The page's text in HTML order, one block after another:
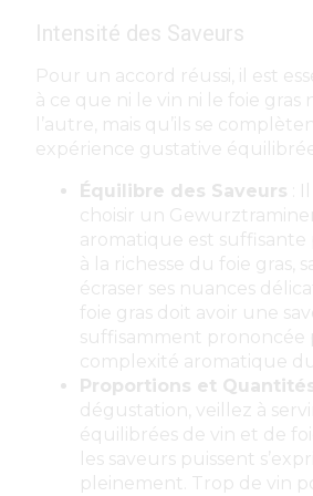
Intensité des Saveurs
Pour un accord réussi, il est
à ce que ni le vin ni le foie gras
l’autre, mais qu’ils se
expérience gustative
Équilibre des Saveurs :
choisir un
aromatique est suffisante
à la richesse du foie gras,
écraser ses nuances
foie gras doit avoir une
suffisamment prononcée
complexité aromatique
Proportions et
dégustation, veillez à
équilibrées de vin et de
les saveurs puissent
pleinement. Trop de vin